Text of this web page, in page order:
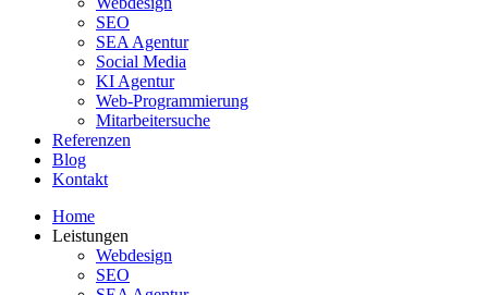
SEO
SEA Agentur
Social Media
KI Agentur
Web-Programmierung
Mitarbeitersuche
Referenzen
Blog
Kontakt
Home
Leistungen
Webdesign
SEO